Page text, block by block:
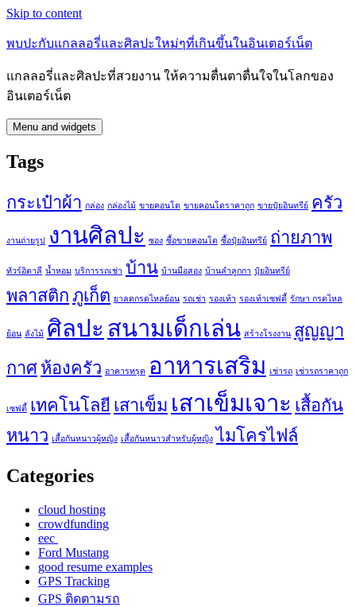
Skip to content
พบปะกับแกลลอรี่และศิลปะใหม่ๆที่เกินขึ้นในอินเตอร์เน็ต
แกลลอรี่และศิลปะที่สวยงาน ให้ความตื่นตาตื่นใจในโลกของ
อินเตอร์เน็ต
Menu and widgets
Tags
กระเป๋าผ้า กล่อง กล่องไม้ ขายคอนโด ขายคอนโดราคาถูก ขายปุ๋ยอินทรีย์ ครัว
งานถ่ายรูป งานศิลปะ ซอง ซื้อขายคอนโด ซื้อปุ๋ยอินทรีย์ ถ่ายภาพ
ทัวร์อิตาลี น้ำหอม บริการรถเช่า บ้าน บ้านมือสอง บ้านลำลูกกา ปุ๋ยอินทรีย์
พลาสติก ภูเก็ต ยาลดกรดไหลย้อน รถเช่า รองเท้า รองเท้าเซฟตี้ รักษา กรดไหล
ย้อน ลังไม้ ศิลปะ สนามเด็กเล่น สร้างโรงงาน สูญญา
กาศ ห้องครัว อาคารทรุด อาหารเสริม เช่ารถ เช่ารถราคาถูก
เซฟตี้ เทคโนโลยี เสาเข็ม เสาเข็มเจาะ เสื้อกัน
หนาว เสื้อกันหนาวผู้หญิง เสื้อกันหนาวสำหรับผู้หญิง ไมโครไฟล์
Categories
cloud hosting
crowdfunding
eec
Ford Mustang
good resume examples
GPS Tracking
GPS ติดตามรถ